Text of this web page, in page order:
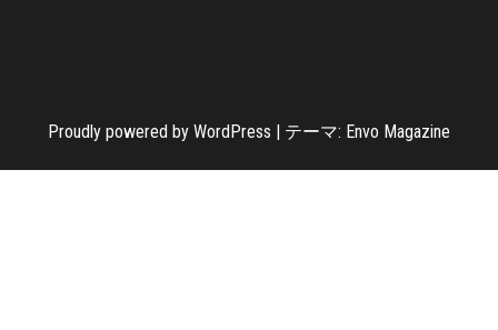
Proudly powered by WordPress テーマ: Envo Magazine